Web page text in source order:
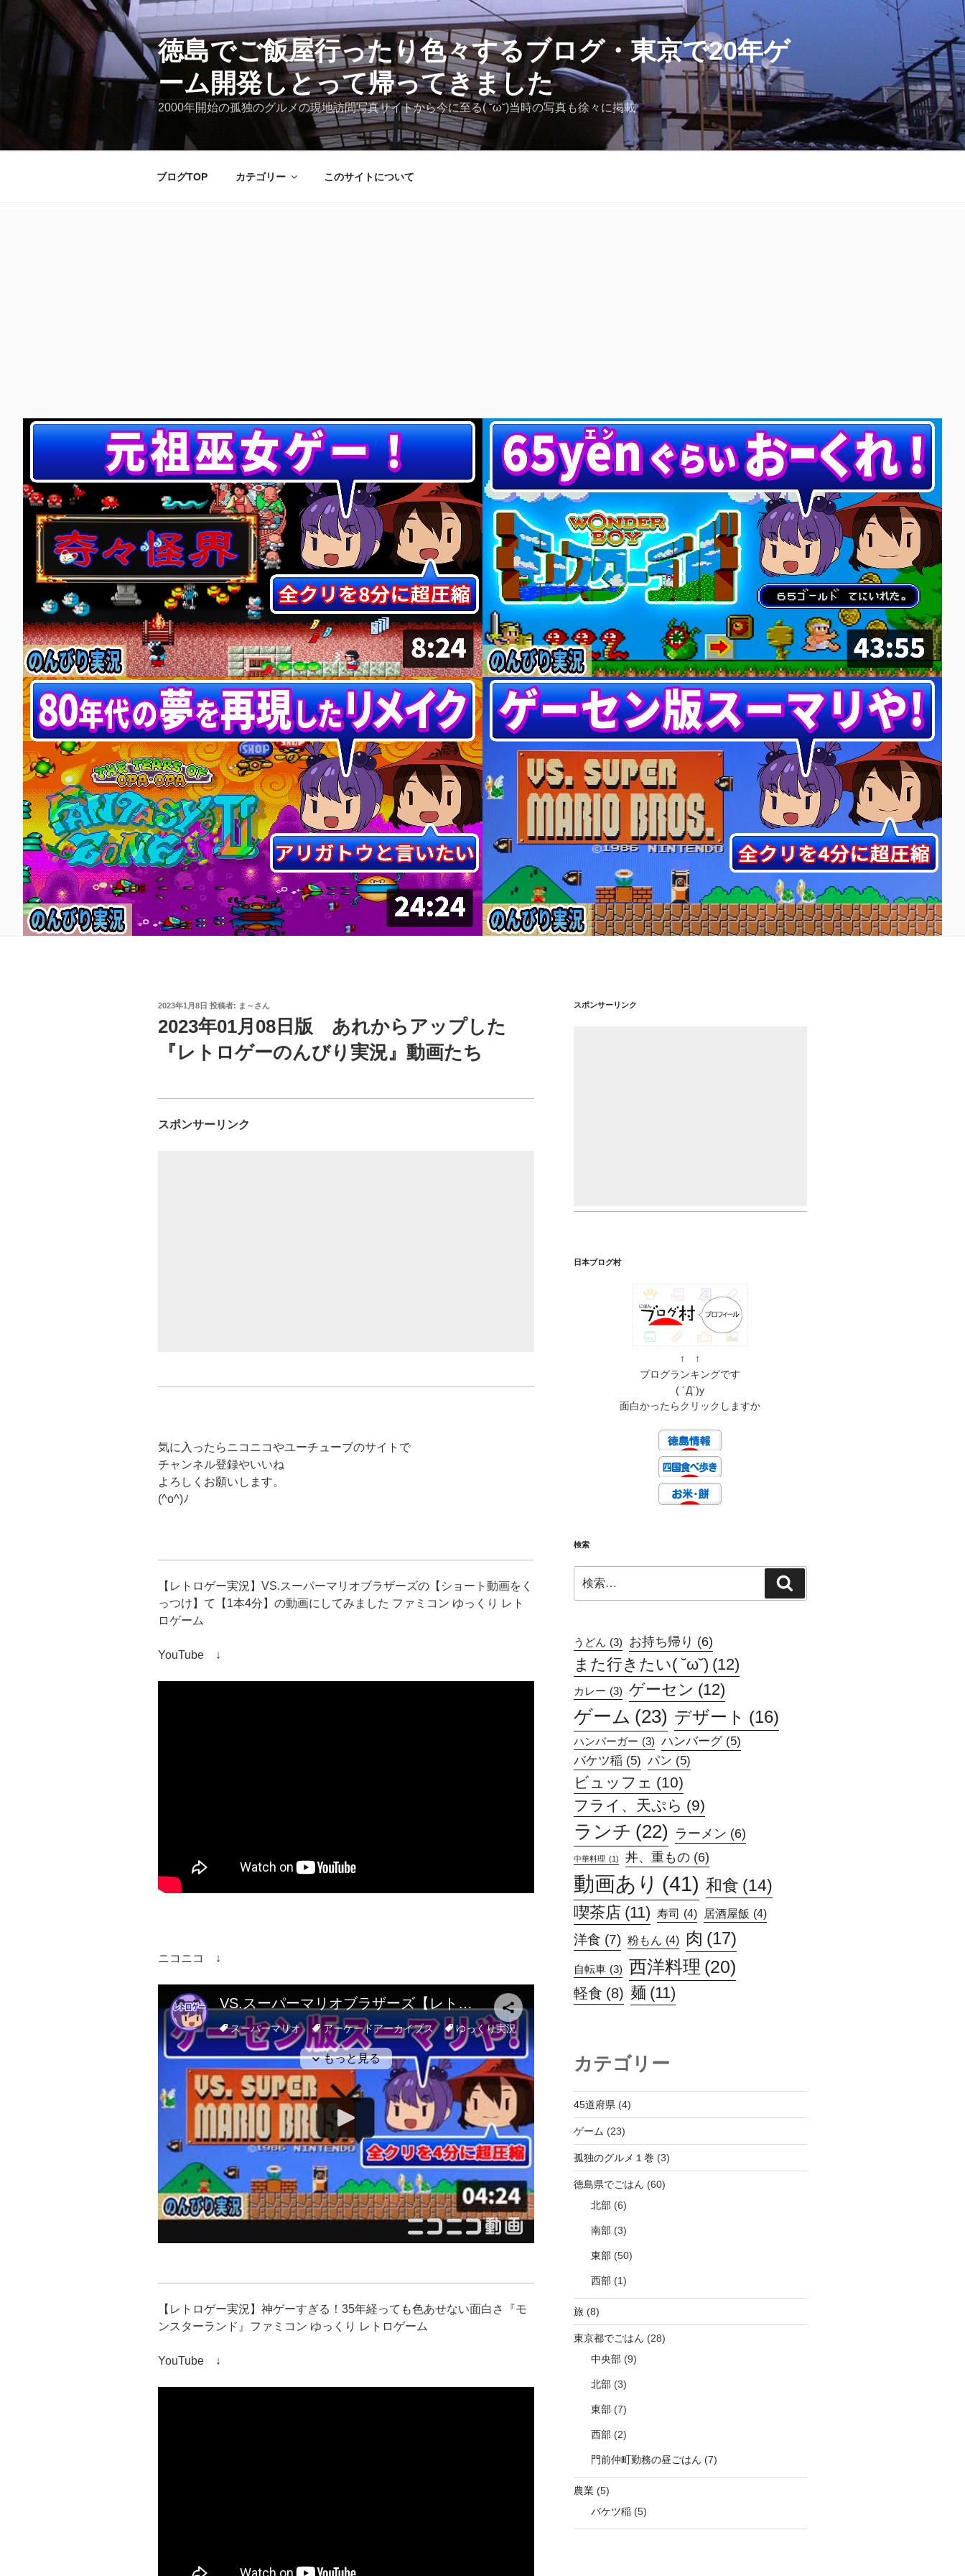
ン
へ
ス
キ
徳島でご飯屋行ったり色々するブログ・東京で20年ゲ
ーム開発しとって帰ってきました
2000年開始の孤独のグルメの現地訪問写真サイトから今に至る( ˘ω˘)当時の写真も徐々に掲載
ブログTOP カテゴリー このサイトについて
投
日:
2023年1月8日 投稿者: ま～さん
2023年01月08日版 あれからアップした
『レトロゲーのんびり実況』動画たち
スポンサーリンク
気に入ったらニコニコやユーチューブのサイトで
チャンネル登録やいいね
よろしくお願いします。
(^o^)ﾉ
【レトロゲー実況】VS.スーパーマリオブラザーズの【ショート動画をく
っつけ】て【1本4分】の動画にしてみました ファミコン ゆっくり レト
ロゲーム
YouTube ↓
ニコニコ ↓
【レトロゲー実況】神ゲーすぎる！35年経っても色あせない面白さ『モ
ンスターランド』ファミコン ゆっくり レトロゲーム
YouTube ↓
スポンサーリンク
日本ブログ村
↑ ↑
ブログランキングです
( ´Д`)y
面白かったらクリックしますか
検索
索:
索
うどん (3) お持ち帰り (6)
また行きたい( ˘ω˘) (12)
カレー (3) ゲーセン (12)
ゲーム (23) デザート (16)
ハンバーガー (3) ハンバーグ (5)
バケツ稲 (5) パン (5)
ビュッフェ (10)
フライ、天ぷら (9)
ランチ (22) ラーメン (6)
中華料理 (1) 丼、重もの (6)
動画あり (41) 和食 (14)
喫茶店 (11) 寿司 (4) 居酒屋飯 (4)
洋食 (7) 粉もん (4) 肉 (17)
自転車 (3) 西洋料理 (20)
軽食 (8) 麺 (11)
カテゴリー
45道府県 (4)
ゲーム (23)
孤独のグルメ１巻 (3)
徳島県でごはん (60)
北部(6)
南部(3)
東部(50)
西部(1)
旅 (8)
東京都でごはん (28)
中央部(9)
北部(3)
東部(7)
西部(2)
門前仲町勤務の昼ごはん (7)
農業(5)
バケツ稲(5)